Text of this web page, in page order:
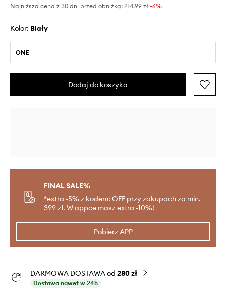
Najniższa cena z 30 dni przed obniżką: 214,99 zł -6%
Kolor: biały
ONE
Dodaj do koszyka
FINAL SALE%
*extra -5% z kodem: OFF przy zakupach za min.
399 zł. W appce masz extra -10%!
Pobierz APP
DARMOWA DOSTAWA od 280 zł
Dostawa nawet w 24h